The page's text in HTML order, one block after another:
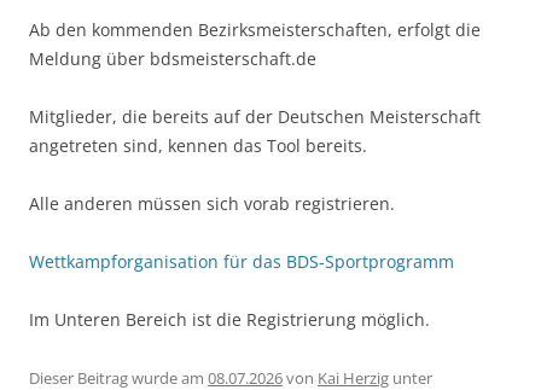
Ab den kommenden Bezirksmeisterschaften, erfolgt die
Meldung über bdsmeisterschaft.de
Mitglieder, die bereits auf der Deutschen Meisterschaft
angetreten sind, kennen das Tool bereits.
Alle anderen müssen sich vorab registrieren.
Wettkampforganisation für das BDS-Sportprogramm
Im Unteren Bereich ist die Registrierung möglich.
Dieser Beitrag wurde am 08.07.2026von Kai Herzig unter